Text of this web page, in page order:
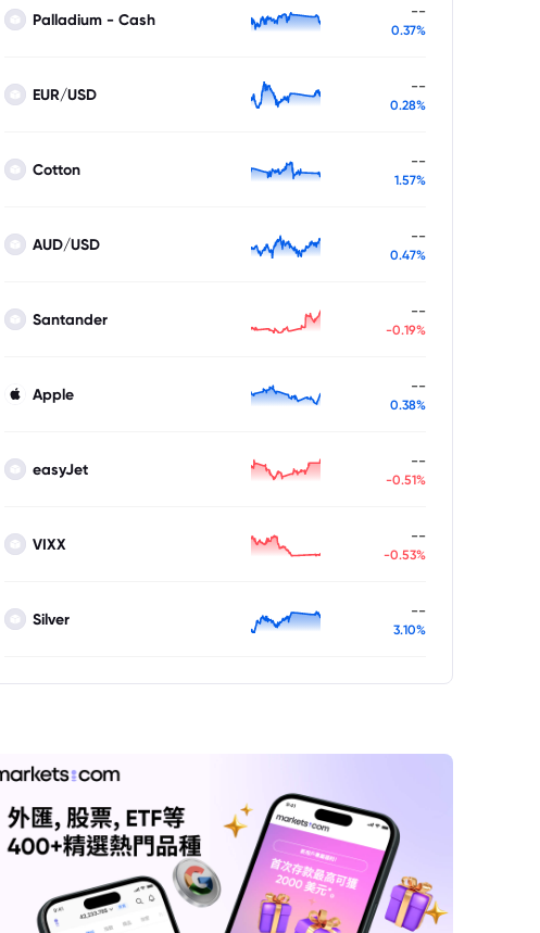
Palladium - Cash --
0.37%
EUR/USD --
0.28%
Cotton --
1.57%
AUD/USD --
0.47%
Santander --
-0.19%
Apple --
0.38%
easyJet --
-0.51%
VIXX --
-0.53%
Silver --
3.10%